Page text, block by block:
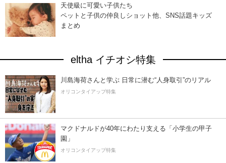
天使級に可愛い子供たち
ペットと子供の仲良しショット他、SNS話題キッズ
まとめ
eltha イチオシ特集
川島海荷さんと学ぶ 日常に潜む“人身取引”のリアル
オリコンタイアップ特集
マクドナルドが40年にわたり支える「小学生の甲子
園」
オリコンタイアップ特集